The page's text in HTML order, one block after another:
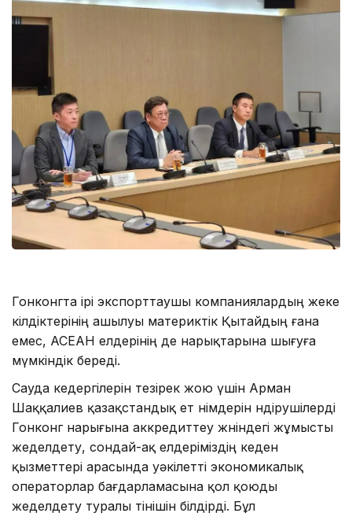
Гонконгта ірі экспорттаушы компаниялардың жеке
өкілдіктерінің ашылуы материктік Қытайдың ғана
емес, АСЕАН елдерінің де нарықтарына шығуға
мүмкіндік береді.
Сауда кедергілерін тезірек жою үшін Арман
Шаққалиев қазақстандық ет өнімдерін өндірушілерді
Гонконг нарығына аккредиттеу жөніндегі жұмысты
жеделдету, сондай-ақ елдеріміздің кеден
қызметтері арасында уәкілетті экономикалық
операторлар бағдарламасына қол қоюды
жеделдету туралы өтінішін білдірді. Бұл